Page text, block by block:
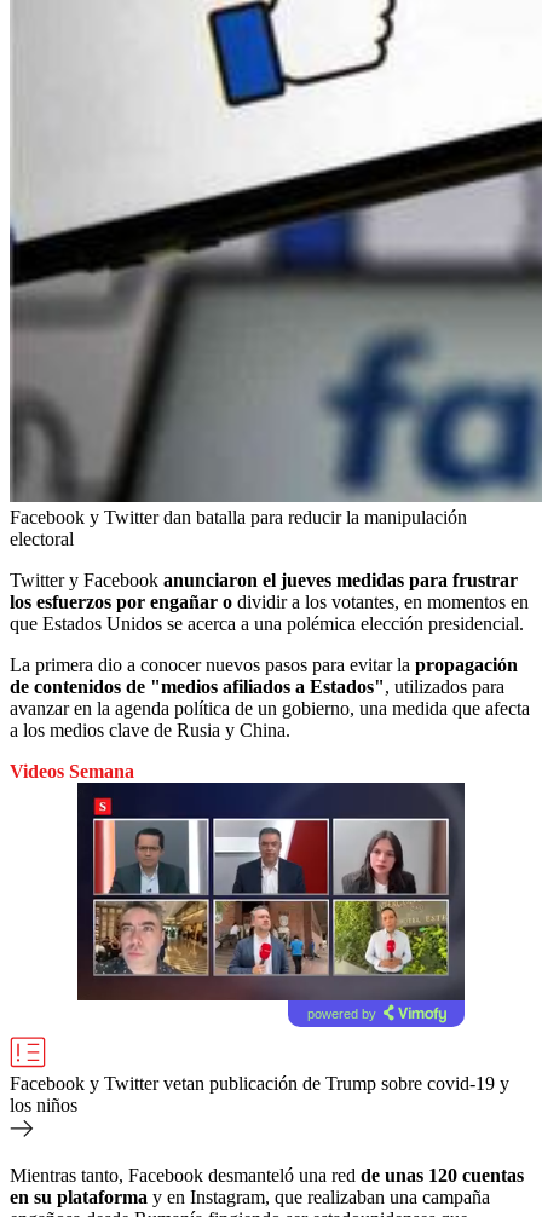
Facebook y Twitter dan batalla para reducir la manipulación
electoral
Twitter y Facebook anunciaron el jueves medidas para frustrar
los esfuerzos por engañar o dividir a los votantes, en momentos en
que Estados Unidos se acerca a una polémica elección presidencial.
La primera dio a conocer nuevos pasos para evitar la propagación
de contenidos de "medios afiliados a Estados", utilizados para
avanzar en la agenda política de un gobierno, una medida que afecta
a los medios clave de Rusia y China.
Videos Semana
powered by
Facebook y Twitter vetan publicación de Trump sobre covid-19 y
los niños
Mientras tanto, Facebook desmanteló una red de unas 120 cuentas
en su plataforma y en Instagram, que realizaban una campaña